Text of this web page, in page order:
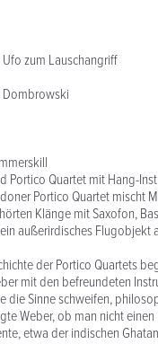
zum Lauschangriff
Dombrowski
Portico Quartet mit Hang-
Portico Quartet mischt
Klänge mit Saxofon,
außerirdisches Flugobjekt
der Portico Quartets
mit den befreundeten
die Sinne schweifen,
Weber, ob man nicht
etwa der indischen